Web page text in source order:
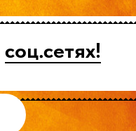
соц.сетях!